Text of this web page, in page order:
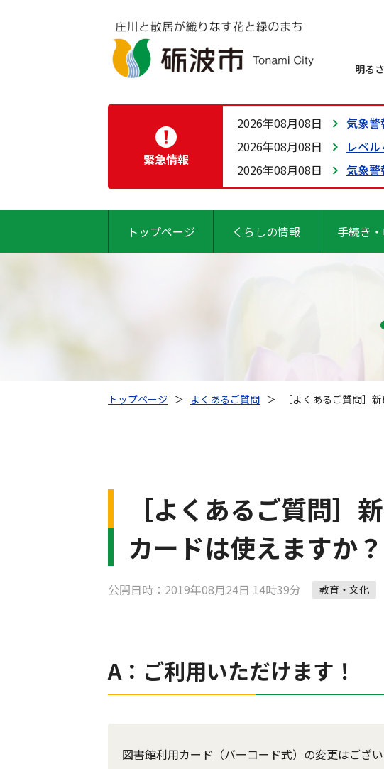
明る
緊急情報
2026年08月08日
気象警
2026年08月08日
レベ
2026年08月08日
気象警
トップページ くらしの情報 手続き
トップページ ＞ よくあるご質問 ＞ ［よくあるご質問］
［よくあるご質問］
カードは使えますか？
公開日時：2019年08月24日 14時39分 教育・文化
A：ご利用いただけます！
図書館利用カード（バーコード式）の変更はござい